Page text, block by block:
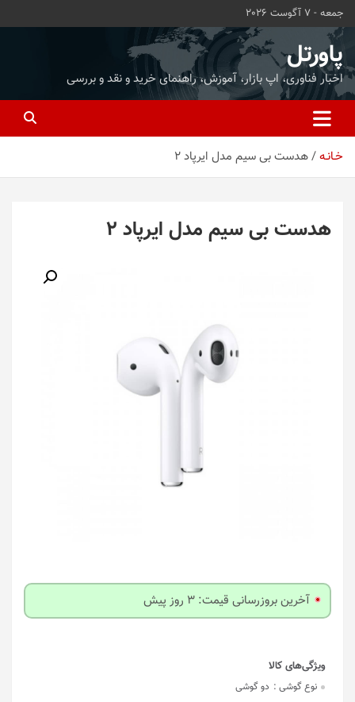
محتوا
بروید
جمعه - 7 آگوست 2026
پاورتل
اخبار فناوری، اپ بازار، آموزش، راهنمای خرید و نقد و بررسی
خـانـه هدست بی سیم مدل ایرپاد 2
هدست بی سیم مدل ایرپاد 2
آخرین بروزرسانی قیمت: 3 روز پیش
نوع گوشی : دو گوشی